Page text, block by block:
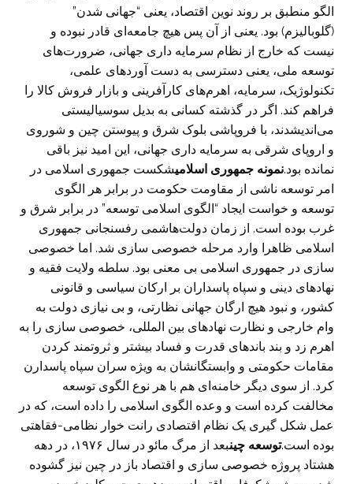
الگو منطبق بر روند نوین اقتصاد، یعنی “جهانی شدن”
(گلوبالیزم) بود. یعنی از آن پس هیچ جامعه‌ای قادر نبوده و
نیست که خارج از نظام سرمایه داری جهانی، ضرورت‌های
توسعه ملی، یعنی دسترسی به دست آوردهای علمی،
تکنولوژیک، سرمایه، اهرم‌های کارآفرینی و بازار فروش کالا را
فراهم کند. اگر در گذشته کسانی به بدیل سوسیالیستی
می‌اندیشدند، با فروپاشی بلوک شرق و پیوستن چین و شوروی
و اروپای شرقی به سرمایه داری جهانی، این امید نیز باقی
نمانده بود.نمونه جمهوری اسلامیشکست جمهوری اسلامی در
امر توسعه ناشی از مقاومت حکومت در برابر هر الگوی
توسعه و خواست ایجاد “الگوی اسلامی توسعه” در برابر شرق و
غرب بوده است. از زمان دولت‌هاشمی رفسنجانی جمهوری
اسلامی ظاهرا وارد مرحله خصوصی سازی شد. اما خصوصی
سازی در جمهوری اسلامی بی معنی بود. سلطه ولایت فقیه و
نهادهای دینی و سپاه پاسداران بر ارکان سیاسی و قانونی
کشور، و نبود هیچ ارگان جهانی نظارتی، و بی نیازی دولت به
وام خارجی و نظارت نهادهای بین المللی، خصوصی سازی را به
اهرم زد و بند باندهای قدرت و فساد بیشتر و ثروتمند کردن
مقامات حکومتی و وابستگانشان به ویژه سران سپاه پاسدارن
کرد. از سوی دیگر خامنه‌ای هم با هر نوع الگوی توسعه
مخالفت کرده است و وعده الگوی اسلامی را داده است، که در
عمل شکل گیری یک نظام اقتصادی رانت خوار نظامی-فقاهتی
بوده است.توسعه چین
بعد از مرگ مائو در سال ۱۹۷۶، در دهه
هشتاد پروژه خصوصی سازی و اقتصاد باز در چین نیز گشوده